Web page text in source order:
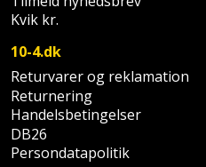
Tagpapbrænder
Tapetværktøj
Tommestok
Tømrervinkel
Rillefræser
Røreværk
Rotationslaser
Rundsav
Skraldespandsskjuler
Skydelåge
Støttemur
Støvsuger
Kvik kr.
10-4.dk
Returvarer og reklamation
Returnering
Handelsbetingelser
DB26
Persondatapolitik